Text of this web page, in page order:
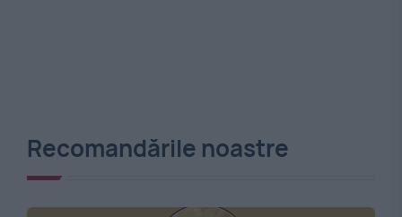
Recomandările noastre